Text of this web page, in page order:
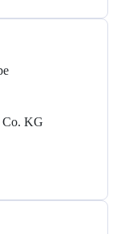
Co. KG